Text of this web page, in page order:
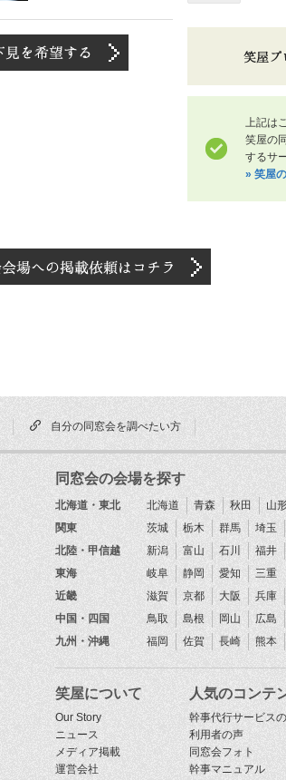
上記は
笑屋の
するサ
» 笑屋
自分の同窓会を調べたい方
同窓会の会場を探す
北海道・東北 北海道 青森 秋田 山
関東
茨城 栃木 群馬 埼玉
北陸・甲信越
新潟 富山 石川 福井
東海
岐阜 静岡 愛知
三重
近畿
滋賀 京都 大阪 兵庫
中国・四国
鳥取 島根 岡山 広島
九州・沖縄
福岡 佐賀 長崎 熊本
笑屋について
Our Story
ニュース
メディア掲載
運営会社
人気のコンテ
幹事代行サービス
利用者の声
同窓会フォト
幹事マニュアル